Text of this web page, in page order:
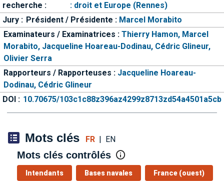
recherche :
: droit et Europe (Rennes)
Jury : Président / Présidente : Marcel Morabito
Examinateurs / Examinatrices : Thierry Hamon, Marcel
Morabito, Jacqueline Hoareau-Dodinau, Cédric Glineur,
Olivier Serra
Rapporteurs / Rapporteuses : Jacqueline Hoareau-
Dodinau, Cédric Glineur
DOI : 10.70675/103c1c88z396az4299z8713zd54a4501a5cb
Mots clés FR| EN
Mots clés contrôlés
Intendants Bases navales France (ouest)